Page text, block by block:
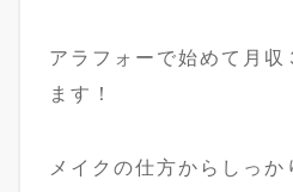
アラフォーで始めて月収
ます！
メイクの仕方からしっ